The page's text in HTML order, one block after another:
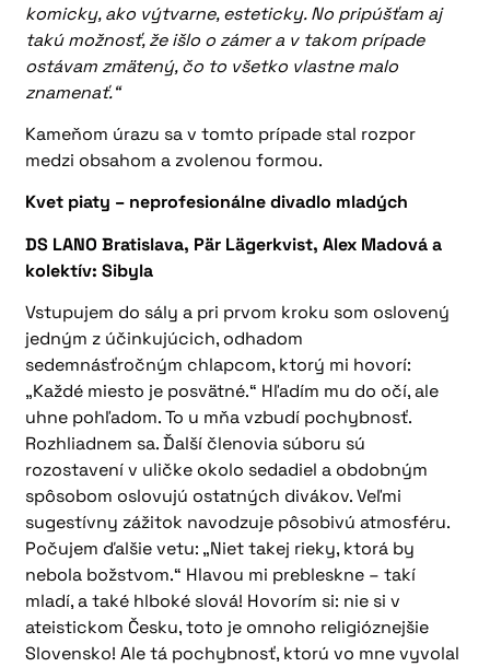
komicky, ako výtvarne, esteticky. No pripúšťam aj
takú možnosť, že išlo o zámer a v takom prípade
ostávam zmätený, čo to všetko vlastne malo
znamenať.“
Kameňom úrazu sa v tomto prípade stal rozpor
medzi obsahom a zvolenou formou.
Kvet piaty – neprofesionálne divadlo mladých
DS LANO Bratislava, Pär Lägerkvist, Alex Madová a
kolektív: Sibyla
Vstupujem do sály a pri prvom kroku som oslovený
jedným z účinkujúcich, odhadom
sedemnásťročným chlapcom, ktorý mi hovorí:
„Každé miesto je posvätné.“ Hľadím mu do očí, ale
uhne pohľadom. To u mňa vzbudí pochybnosť.
Rozhliadnem sa. Ďalší členovia súboru sú
rozostavení v uličke okolo sedadiel a obdobným
spôsobom oslovujú ostatných divákov. Veľmi
sugestívny zážitok navodzuje pôsobivú atmosféru.
Počujem ďalšie vetu: „Niet takej rieky, ktorá by
nebola božstvom.“ Hlavou mi prebleskne – takí
mladí, a také hlboké slová! Hovorím si: nie si v
ateistickom Česku, toto je omnoho religióznejšie
Slovensko! Ale tá pochybnosť, ktorú vo mne vyvolal